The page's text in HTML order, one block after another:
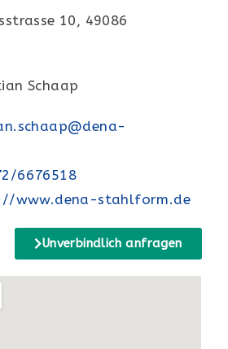
10, 49086
Schaap
6676518
www.dena-stahlform.de
Unverbindlich anfragen